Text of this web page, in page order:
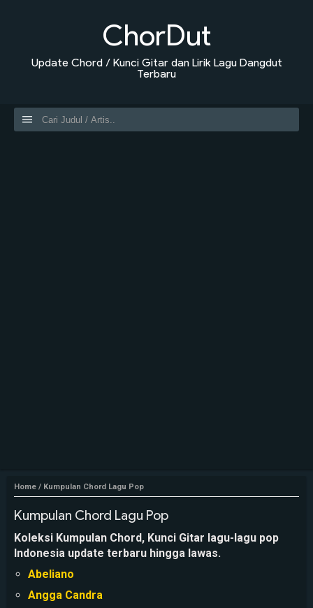
ChorDut
Update Chord / Kunci Gitar dan Lirik Lagu Dangdut
Terbaru
Home / Kumpulan Chord Lagu Pop
Kumpulan Chord Lagu Pop
Koleksi Kumpulan Chord, Kunci Gitar lagu-lagu pop
Indonesia update terbaru hingga lawas.
Abeliano
Angga Candra